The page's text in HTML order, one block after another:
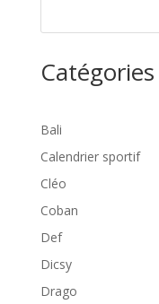
Catégories
Bali
Calendrier sportif
Cléo
Coban
Def
Dicsy
Drago